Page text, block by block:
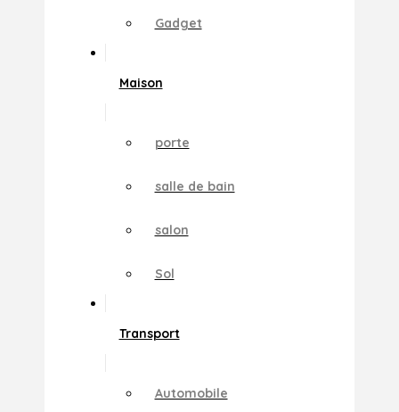
Gadget
Maison
porte
salle de bain
salon
Sol
Transport
Automobile